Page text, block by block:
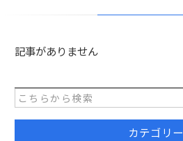
記事がありません
カテゴリー